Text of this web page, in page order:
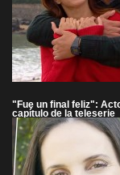
"Fue un final feliz":
capítulo de la teleserie